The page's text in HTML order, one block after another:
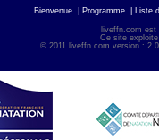
Bienvenue Programme Liste
liveffn.com est
Ce site
© 2011 liveffn.com version :